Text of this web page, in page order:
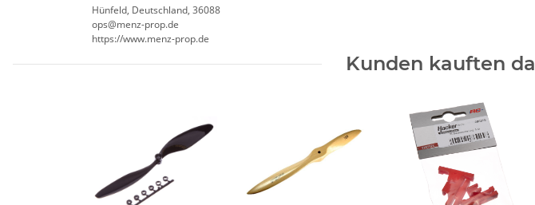
Hünfeld, Deutschland, 36088
ops@menz-prop.de
https://www.menz-prop.de
Kunden kauften